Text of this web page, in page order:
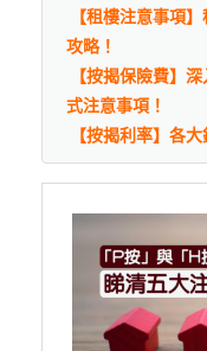
【租樓注意事項
攻略！
【按揭保險費】
式注意事項！
【按揭利率】各